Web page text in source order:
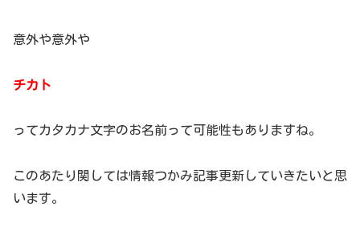
意外や意外や
チカト
ってカタカナ文字のお名前って可能性もありますね。
このあたり関しては情報つかみ記事更新していきたいと思
います。